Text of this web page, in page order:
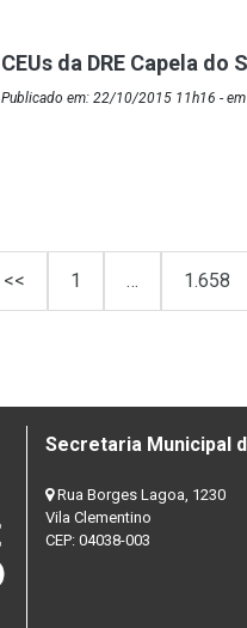
CEUs da DRE Capela do
Publicado em: 22/10/2015 11h16 -
<< 1 … 1.658
Secretaria Municipal
Rua Borges Lagoa, 1230
Vila Clementino
CEP: 04038-003